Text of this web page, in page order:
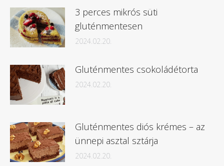
3 perces mikrós süti
gluténmentesen
2024.02.20.
Gluténmentes csokoládétorta
2024.02.20.
Gluténmentes diós krémes – az
ünnepi asztal sztárja
2024.02.20.